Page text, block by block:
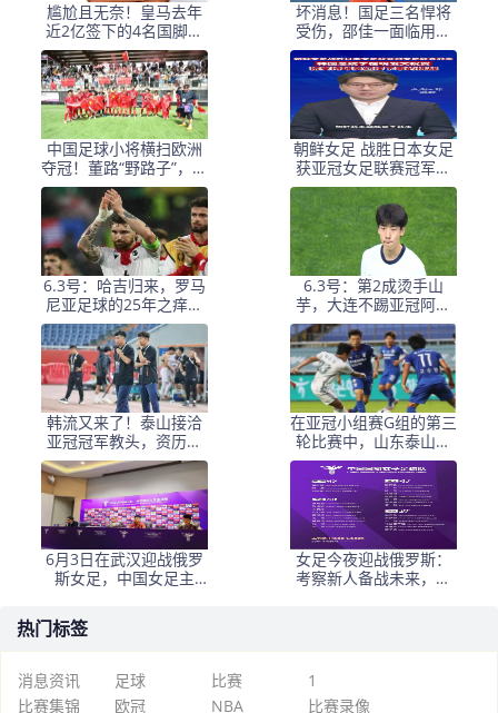
尴尬且无奈！皇马去年
近2亿签下的4名国脚新
援，今夏均无缘世界杯
坏消息！国足三名悍将
受伤，邵佳一面临用人
荒，武磊也难出场
中国足球小将横扫欧洲
夺冠！董路“野路子”，撕
开了谁的遮羞布？
朝鲜女足 战胜日本女足
获亚冠女足联赛冠军李
在明 发文祝贺
6.3号：哈吉归来，罗马
尼亚足球的25年之痒能
解么？
6.3号：第2成烫手山
芋，大连不踢亚冠阿奇
+马莱莱没必要换练好新
星更重要
韩流又来了！泰山接洽
亚冠冠军教头，资历与
名气全面压过徐正源
在亚冠小组赛G组的第三
轮比赛中，山东泰山客
场挑战韩国球队仁
6月3日在武汉迎战俄罗
斯女足，中国女足主
女足今夜迎战俄罗斯：
考察新人备战未来，古
热门标签
消息资讯 足球 比赛
1
比赛集锦
欧冠 NBA 比赛录像